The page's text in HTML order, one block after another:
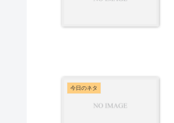
今日のネタ